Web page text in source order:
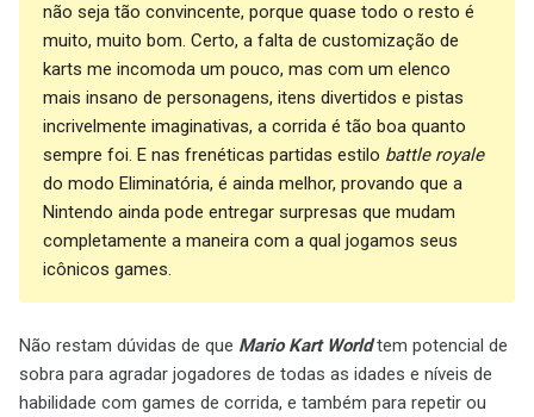
não seja tão convincente, porque quase todo o resto é
muito, muito bom. Certo, a falta de customização de
karts me incomoda um pouco, mas com um elenco
mais insano de personagens, itens divertidos e pistas
incrivelmente imaginativas, a corrida é tão boa quanto
sempre foi. E nas frenéticas partidas estilo battle royale
do modo Eliminatória, é ainda melhor, provando que a
Nintendo ainda pode entregar surpresas que mudam
completamente a maneira com a qual jogamos seus
icônicos games.
Não restam dúvidas de que Mario Kart Worldtem potencial de
sobra para agradar jogadores de todas as idades e níveis de
habilidade com games de corrida, e também para repetir ou